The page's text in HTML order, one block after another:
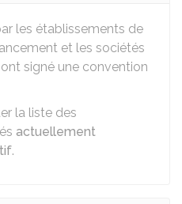
les établissements de
et les sociétés
signé une convention
la liste des
actuellement
.